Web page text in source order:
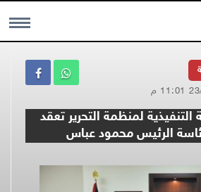
MENU
التنفيذية لمنظمة التحرير تعقد
الرئيس محمود عباس